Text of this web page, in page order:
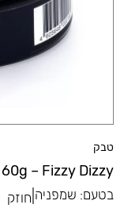
טבק
– Fizzy Dizzy
בטעם: שמפניה חוזק